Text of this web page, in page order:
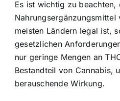
Es ist wichtig zu beachten,
meisten Ländern legal ist,
gesetzlichen
nur geringe Mengen an
Bestandteil von Cannabis,
berauschende Wirkung.